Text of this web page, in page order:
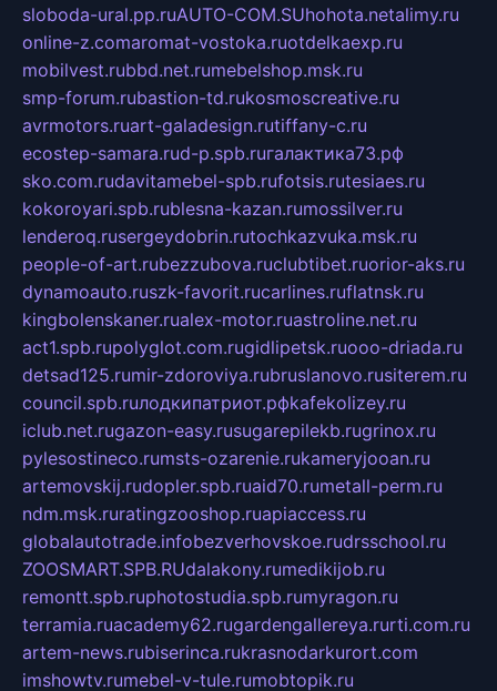
sloboda-ural.pp.ruAUTO-COM.SUhohota.netalimy.ru
online-z.comaromat-vostoka.ruotdelkaexp.ru
mobilvest.rubbd.net.rumebelshop.msk.ru
smp-forum.rubastion-td.rukosmoscreative.ru
avrmotors.ruart-galadesign.rutiffany-c.ru
ecostep-samara.rud-p.spb.ruгалактика73.рф
sko.com.rudavitamebel-spb.rufotsis.rutesiaes.ru
kokoroyari.spb.rublesna-kazan.rumossilver.ru
lenderoq.rusergeydobrin.rutochkazvuka.msk.ru
people-of-art.rubezzubova.ruclubtibet.ruorior-aks.ru
dynamoauto.ruszk-favorit.rucarlines.ruflatnsk.ru
kingbolenskaner.rualex-motor.ruastroline.net.ru
act1.spb.rupolyglot.com.rugidlipetsk.ruooo-driada.ru
detsad125.rumir-zdoroviya.rubruslanovo.rusiterem.ru
council.spb.ruлодкипатриот.рфkafekolizey.ru
iclub.net.rugazon-easy.rusugarepilekb.rugrinox.ru
pylesostineco.rumsts-ozarenie.rukameryjooan.ru
artemovskij.rudopler.spb.ruaid70.rumetall-perm.ru
ndm.msk.ruratingzooshop.ruapiaccess.ru
globalautotrade.infobezverhovskoe.rudrsschool.ru
ZOOSMART.SPB.RUdalakony.rumedikijob.ru
remontt.spb.ruphotostudia.spb.rumyragon.ru
terramia.ruacademy62.rugardengallereya.rurti.com.ru
artem-news.rubiserinca.rukrasnodarkurort.com
imshowtv.rumebel-v-tule.rumobtopik.ru